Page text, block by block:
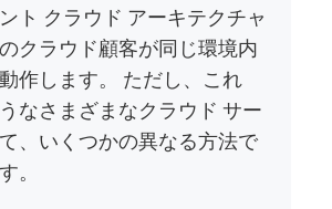
ト クラウド アーキテクチャ
クラウド顧客が同じ環境内
作します。 ただし、これ
なさまざまなクラウド サー
、いくつかの異なる方法で
。